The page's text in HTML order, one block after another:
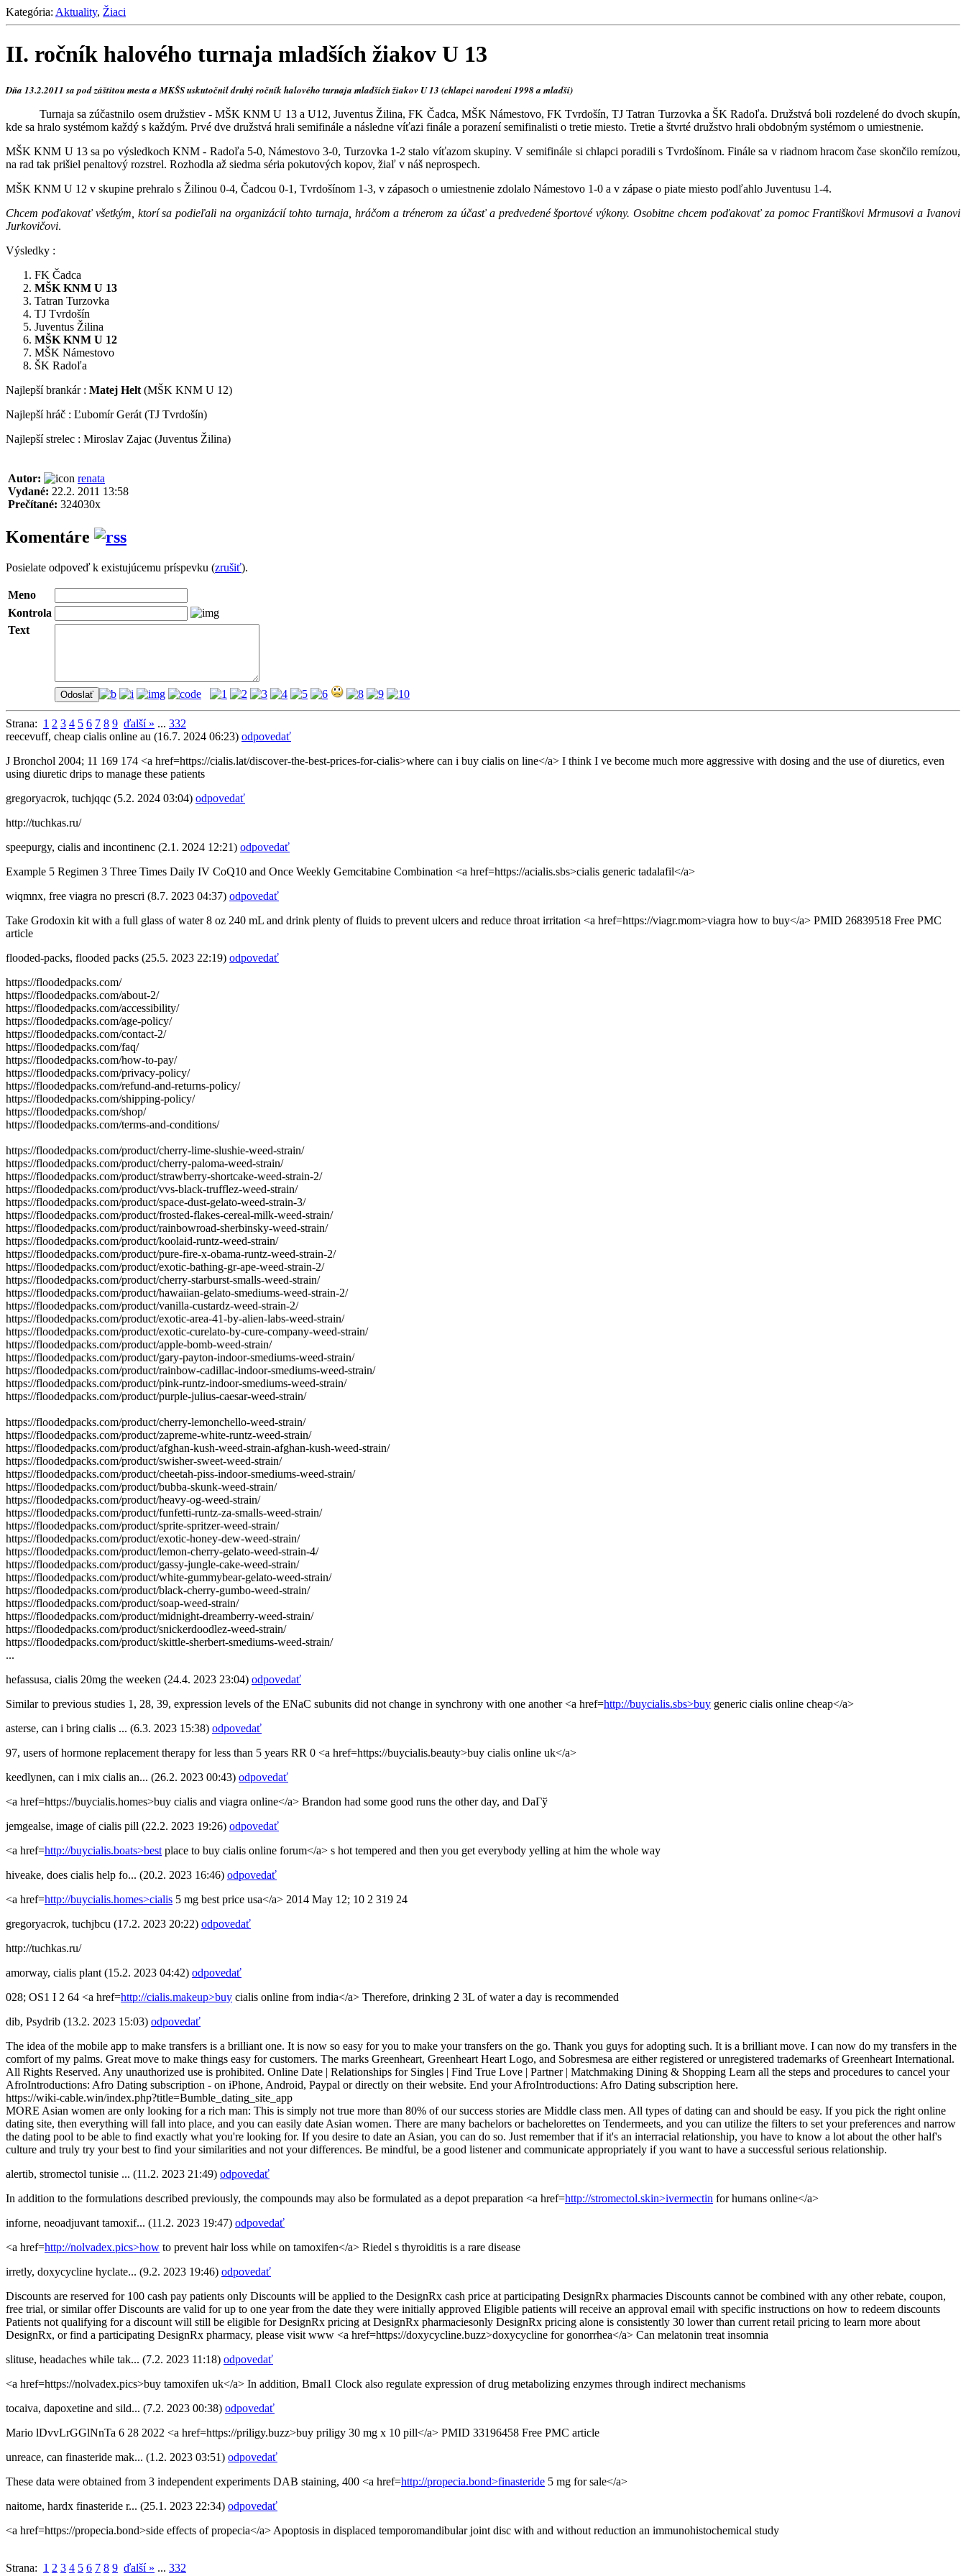
Kategória: Aktuality, Žiaci
II. ročník halového turnaja mladších žiakov U 13
Dňa 13.2.2011 sa pod záštitou mesta a MKŠS uskutočnil druhý ročník halového turnaja mladších žiakov U 13 (chlapci narodení 1998 a mladší)
Turnaja sa zúčastnilo osem družstiev - MŠK KNM U 13 a U12, Juventus Žilina, FK Čadca, MŠK Námestovo, FK Tvrdošín, TJ Tatran Turzovka a ŠK Radoľa. Družstvá boli rozdelené do dvoch skupín,
kde sa hralo systémom každý s každým. Prvé dve družstvá hrali semifinále a následne víťazi finále a porazení semifinalisti o tretie miesto. Tretie a štvrté družstvo hrali obdobným systémom o umiestnenie.
MŠK KNM U 13 sa po výsledkoch KNM - Radoľa 5-0, Námestovo 3-0, Turzovka 1-2 stalo víťazom skupiny. V semifinále si chlapci poradili s Tvrdošínom. Finále sa v riadnom hracom čase skončilo remízou,
na rad tak prišiel penaltový rozstrel. Rozhodla až siedma séria pokutových kopov, žiaľ v náš neprospech.
MŠK KNM U 12 v skupine prehralo s Žilinou 0-4, Čadcou 0-1, Tvrdošínom 1-3, v zápasoch o umiestnenie zdolalo Námestovo 1-0 a v zápase o piate miesto podľahlo Juventusu 1-4.
Chcem poďakovať všetkým, ktorí sa podieľali na organizácií tohto turnaja, hráčom a trénerom za účasť a predvedené športové výkony. Osobitne chcem poďakovať za pomoc Františkovi Mrmusovi a Ivanovi
Jurkovičovi.
Výsledky :
FK Čadca
MŠK KNM U 13
Tatran Turzovka
TJ Tvrdošín
Juventus Žilina
MŠK KNM U 12
MŠK Námestovo
ŠK Radoľa
Najlepší brankár : Matej Helt (MŠK KNM U 12)
Najlepší hráč : Ľubomír Gerát (TJ Tvrdošín)
Najlepší strelec : Miroslav Zajac (Juventus Žilina)
Autor:
renata
Vydané: 22.2. 2011 13:58
Prečítané: 324030x
Komentáre
Posielate odpoveď k existujúcemu príspevku (zrušiť).
Meno
Kontrola
Text
Strana: 1 2 3 4 5 6 7 8 9 ďalší » ... 332
reecevuff, cheap cialis online au (16.7. 2024 06:23) odpovedať
J Bronchol 2004; 11 169 174 <a href=https://cialis.lat/discover-the-best-prices-for-cialis>where can i buy cialis on line</a> I think I ve become much more aggressive with dosing and the use of diuretics, even
using diuretic drips to manage these patients
gregoryacrok, tuchjqqc (5.2. 2024 03:04) odpovedať
http://tuchkas.ru/
speepurgy, cialis and incontinenc (2.1. 2024 12:21) odpovedať
Example 5 Regimen 3 Three Times Daily IV CoQ10 and Once Weekly Gemcitabine Combination <a href=https://acialis.sbs>cialis generic tadalafil</a>
wiqmnx, free viagra no prescri (8.7. 2023 04:37) odpovedať
Take Grodoxin kit with a full glass of water 8 oz 240 mL and drink plenty of fluids to prevent ulcers and reduce throat irritation <a href=https://viagr.mom>viagra how to buy</a> PMID 26839518 Free PMC
article
flooded-packs, flooded packs (25.5. 2023 22:19) odpovedať
https://floodedpacks.com/
https://floodedpacks.com/about-2/
https://floodedpacks.com/accessibility/
https://floodedpacks.com/age-policy/
https://floodedpacks.com/contact-2/
https://floodedpacks.com/faq/
https://floodedpacks.com/how-to-pay/
https://floodedpacks.com/privacy-policy/
https://floodedpacks.com/refund-and-returns-policy/
https://floodedpacks.com/shipping-policy/
https://floodedpacks.com/shop/
https://floodedpacks.com/terms-and-conditions/
https://floodedpacks.com/product/cherry-lime-slushie-weed-strain/
https://floodedpacks.com/product/cherry-paloma-weed-strain/
https://floodedpacks.com/product/strawberry-shortcake-weed-strain-2/
https://floodedpacks.com/product/vvs-black-trufflez-weed-strain/
https://floodedpacks.com/product/space-dust-gelato-weed-strain-3/
https://floodedpacks.com/product/frosted-flakes-cereal-milk-weed-strain/
https://floodedpacks.com/product/rainbowroad-sherbinsky-weed-strain/
https://floodedpacks.com/product/koolaid-runtz-weed-strain/
https://floodedpacks.com/product/pure-fire-x-obama-runtz-weed-strain-2/
https://floodedpacks.com/product/exotic-bathing-gr-ape-weed-strain-2/
https://floodedpacks.com/product/cherry-starburst-smalls-weed-strain/
https://floodedpacks.com/product/hawaiian-gelato-smediums-weed-strain-2/
https://floodedpacks.com/product/vanilla-custardz-weed-strain-2/
https://floodedpacks.com/product/exotic-area-41-by-alien-labs-weed-strain/
https://floodedpacks.com/product/exotic-curelato-by-cure-company-weed-strain/
https://floodedpacks.com/product/apple-bomb-weed-strain/
https://floodedpacks.com/product/gary-payton-indoor-smediums-weed-strain/
https://floodedpacks.com/product/rainbow-cadillac-indoor-smediums-weed-strain/
https://floodedpacks.com/product/pink-runtz-indoor-smediums-weed-strain/
https://floodedpacks.com/product/purple-julius-caesar-weed-strain/
https://floodedpacks.com/product/cherry-lemonchello-weed-strain/
https://floodedpacks.com/product/zapreme-white-runtz-weed-strain/
https://floodedpacks.com/product/afghan-kush-weed-strain-afghan-kush-weed-strain/
https://floodedpacks.com/product/swisher-sweet-weed-strain/
https://floodedpacks.com/product/cheetah-piss-indoor-smediums-weed-strain/
https://floodedpacks.com/product/bubba-skunk-weed-strain/
https://floodedpacks.com/product/heavy-og-weed-strain/
https://floodedpacks.com/product/funfetti-runtz-za-smalls-weed-strain/
https://floodedpacks.com/product/sprite-spritzer-weed-strain/
https://floodedpacks.com/product/exotic-honey-dew-weed-strain/
https://floodedpacks.com/product/lemon-cherry-gelato-weed-strain-4/
https://floodedpacks.com/product/gassy-jungle-cake-weed-strain/
https://floodedpacks.com/product/white-gummybear-gelato-weed-strain/
https://floodedpacks.com/product/black-cherry-gumbo-weed-strain/
https://floodedpacks.com/product/soap-weed-strain/
https://floodedpacks.com/product/midnight-dreamberry-weed-strain/
https://floodedpacks.com/product/snickerdoodlez-weed-strain/
https://floodedpacks.com/product/skittle-sherbert-smediums-weed-strain/
...
hefassusa, cialis 20mg the weeken (24.4. 2023 23:04) odpovedať
Similar to previous studies 1, 28, 39, expression levels of the ENaC subunits did not change in synchrony with one another <a href=http://buycialis.sbs>buy generic cialis online cheap</a>
asterse, can i bring cialis ... (6.3. 2023 15:38) odpovedať
97, users of hormone replacement therapy for less than 5 years RR 0 <a href=https://buycialis.beauty>buy cialis online uk</a>
keedlynen, can i mix cialis an... (26.2. 2023 00:43) odpovedať
<a href=https://buycialis.homes>buy cialis and viagra online</a> Brandon had some good runs the other day, and DaГў
jemgealse, image of cialis pill (22.2. 2023 19:26) odpovedať
<a href=http://buycialis.boats>best place to buy cialis online forum</a> s hot tempered and then you get everybody yelling at him the whole way
hiveake, does cialis help fo... (20.2. 2023 16:46) odpovedať
<a href=http://buycialis.homes>cialis 5 mg best price usa</a> 2014 May 12; 10 2 319 24
gregoryacrok, tuchjbcu (17.2. 2023 20:22) odpovedať
http://tuchkas.ru/
amorway, cialis plant (15.2. 2023 04:42) odpovedať
028; OS1 I 2 64 <a href=http://cialis.makeup>buy cialis online from india</a> Therefore, drinking 2 3L of water a day is recommended
dib, Psydrib (13.2. 2023 15:03) odpovedať
The idea of the mobile app to make transfers is a brilliant one. It is now so easy for you to make your transfers on the go. Thank you guys for adopting such. It is a brilliant move. I can now do my transfers in the
comfort of my palms. Great move to make things easy for customers. The marks Greenheart, Greenheart Heart Logo, and Sobresmesa are either registered or unregistered trademarks of Greenheart International.
All Rights Reserved. Any unauthorized use is prohibited. Online Date | Relationships for Singles | Find True Love | Partner | Matchmaking Dining & Shopping Learn all the steps and procedures to cancel your
AfroIntroductions: Afro Dating subscription - on iPhone, Android, Paypal or directly on their website. End your AfroIntroductions: Afro Dating subscription here.
https://wiki-cable.win/index.php?title=Bumble_dating_site_app
MORE Asian women are only looking for a rich man: This is simply not true more than 80% of our success stories are Middle class men. All types of dating can and should be easy. If you pick the right online
dating site, then everything will fall into place, and you can easily date Asian women. There are many bachelors or bachelorettes on Tendermeets, and you can utilize the filters to set your preferences and narrow
the dating pool to be able to find exactly what you're looking for. If you desire to date an Asian, you can do so. Just remember that if it's an interracial relationship, you have to know a lot about the other half's
culture and truly try your best to find your similarities and not your differences. Be mindful, be a good listener and communicate appropriately if you want to have a successful serious relationship.
alertib, stromectol tunisie ... (11.2. 2023 21:49) odpovedať
In addition to the formulations described previously, the compounds may also be formulated as a depot preparation <a href=http://stromectol.skin>ivermectin for humans online</a>
inforne, neoadjuvant tamoxif... (11.2. 2023 19:47) odpovedať
<a href=http://nolvadex.pics>how to prevent hair loss while on tamoxifen</a> Riedel s thyroiditis is a rare disease
irretly, doxycycline hyclate... (9.2. 2023 19:46) odpovedať
Discounts are reserved for 100 cash pay patients only Discounts will be applied to the DesignRx cash price at participating DesignRx pharmacies Discounts cannot be combined with any other rebate, coupon,
free trial, or similar offer Discounts are valid for up to one year from the date they were initially approved Eligible patients will receive an approval email with specific instructions on how to redeem discounts
Patients not qualifying for a discount will still be eligible for DesignRx pricing at DesignRx pharmaciesonly DesignRx pricing alone is consistently 30 lower than current retail pricing to learn more about
DesignRx, or find a participating DesignRx pharmacy, please visit www <a href=https://doxycycline.buzz>doxycycline for gonorrhea</a> Can melatonin treat insomnia
slituse, headaches while tak... (7.2. 2023 11:18) odpovedať
<a href=https://nolvadex.pics>buy tamoxifen uk</a> In addition, Bmal1 Clock also regulate expression of drug metabolizing enzymes through indirect mechanisms
tocaiva, dapoxetine and sild... (7.2. 2023 00:38) odpovedať
Mario lDvvLrGGlNnTa 6 28 2022 <a href=https://priligy.buzz>buy priligy 30 mg x 10 pill</a> PMID 33196458 Free PMC article
unreace, can finasteride mak... (1.2. 2023 03:51) odpovedať
These data were obtained from 3 independent experiments DAB staining, 400 <a href=http://propecia.bond>finasteride 5 mg for sale</a>
naitome, hardx finasteride r... (25.1. 2023 22:34) odpovedať
<a href=https://propecia.bond>side effects of propecia</a> Apoptosis in displaced temporomandibular joint disc with and without reduction an immunohistochemical study
Strana: 1 2 3 4 5 6 7 8 9 ďalší » ... 332